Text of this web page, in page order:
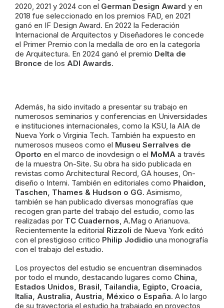
2020, 2021 y 2024 con el German Design Award y en
2018 fue seleccionado en los premios FAD, en 2021
ganó en IF Design Award. En 2022 la Federación
Internacional de Arquitectos y Diseñadores le concede
el Primer Premio con la medalla de oro en la categoría
de Arquitectura. En 2024 ganó el premio Delta de
Bronce de los ADI Awards.
Además, ha sido invitado a presentar su trabajo en
numerosos seminarios y conferencias en Universidades
e instituciones internacionales, como la KSU, la AIA de
Nueva York o Virginia Tech. También ha expuesto en
numerosos museos como el Museu Serralves de
Oporto en el marco de inovdesign o el MoMA a través
de la muestra On-Site. Su obra ha sido publicada en
revistas como Architectural Record, GA houses, On-
diseño o Interni. También en editoriales como Phaidon,
Taschen, Thames & Hudson o GG. Asimismo,
también se han publicado diversas monografías que
recogen gran parte del trabajo del estudio, como las
realizadas por TC Cuadernos, A.Mag o Arianuova.
Recientemente la editorial Rizzoli de Nueva York editó
con el prestigioso critico Philip Jodidio una monografía
con el trabajo del estudio.
Los proyectos del estudio se encuentran diseminados
por todo el mundo, destacando lugares como China,
Estados Unidos, Brasil, Tailandia, Egipto, Croacia,
Italia, Australia, Austria, México o España. A lo largo
de su trayectoria el estudio ha trabajado en proyectos